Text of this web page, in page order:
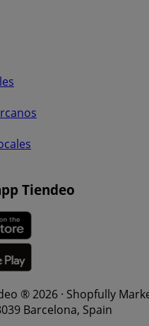
Tiendeo
® 2026 · Shopfully
Barcelona, Spain